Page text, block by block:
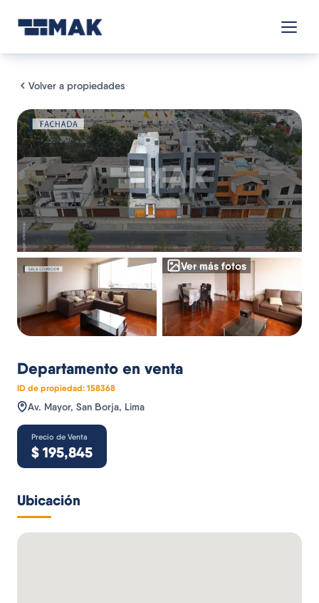
Volver a propiedades
Ver más fotos
Departamento en venta
ID de propiedad: 158368
Av. Mayor, San Borja, Lima
Precio de Venta
$ 195,845
Ubicación